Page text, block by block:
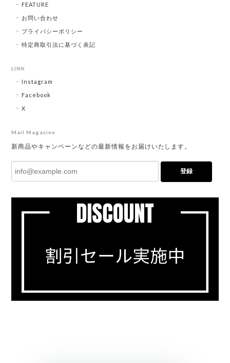
FEATURE
お問い合わせ
プライバシーポリシー
特定商取引法に基づく表記
LINK
Instagram
Facebook
X
Mail Magazine
新商品やキャンペーンなどの最新情報をお届けいたします。
登録